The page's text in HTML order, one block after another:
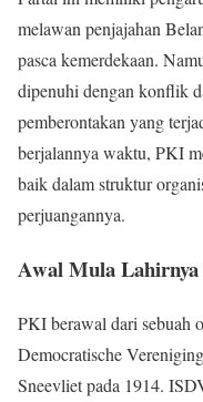
melawan penjajahan
pasca kemerdekaan.
dipenuhi dengan konflik
pemberontakan yang
berjalannya waktu, PKI
baik dalam struktur
perjuangannya.
Awal Mula
PKI berawal dari sebuah
Democratische
Sneevliet pada 1914.